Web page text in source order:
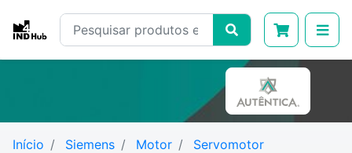
Início Siemens Motor
Servomotor